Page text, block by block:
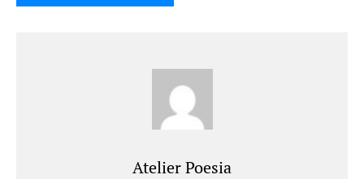
Atelier Poesia